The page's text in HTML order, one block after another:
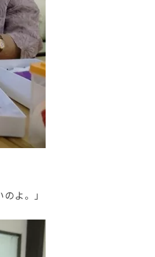
よ。」